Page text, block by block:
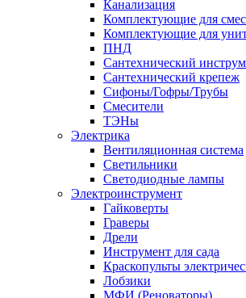
Канализация
Комплектующие для
Комплектующие для
ПНД
Сантехнический
Сантехнический крепеж
Сифоны/Гофры/Трубы
Смесители
ТЭНы
Электрика
Вентиляционная система
Светильники
Светодиодные лампы
Электроинструмент
Гайковерты
Граверы
Дрели
Инструмент для сада
Краскопульты
Лобзики
МФИ (Реноваторы)